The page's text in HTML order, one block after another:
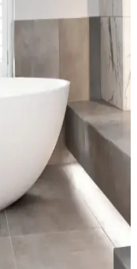
mekânlara ferah ve
Seçimi: Trendler,
ve fonksiyonel
şık ve kullanışlı kılar.
Teknikleri İçin
uyumu, uygulama
estetik ve